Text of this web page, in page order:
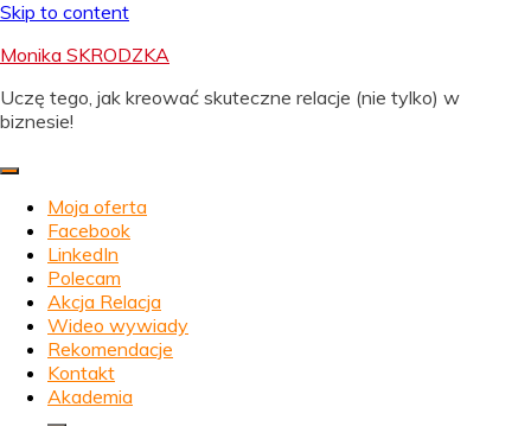
Skip to content
Monika SKRODZKA
Uczę tego, jak kreować skuteczne relacje (nie tylko) w
biznesie!
Moja oferta
Facebook
LinkedIn
Polecam
Akcja Relacja
Wideo wywiady
Rekomendacje
Kontakt
Akademia